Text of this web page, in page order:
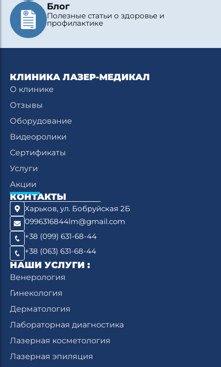
Блог
Полезные статьи о здоровье и
профилактике
КЛИНИКА ЛАЗЕР-МЕДИКАЛ
О клинике
Отзывы
Оборудование
Видеоролики
Сертификаты
Услуги
Акции
КОНТАКТЫ
Харьков, ул. Бобруйская 2Б
0996316844lm@gmail.com
+38 (099) 631-68-44
+38 (063) 631-68-44
НАШИ УСЛУГИ :
Венерология
Гинекология
Дерматология
Лабораторная диагностика
Лазерная косметология
Лазерная эпиляция